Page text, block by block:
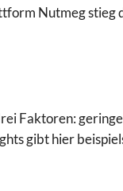
Nutmeg
Faktoren:
gibt hier